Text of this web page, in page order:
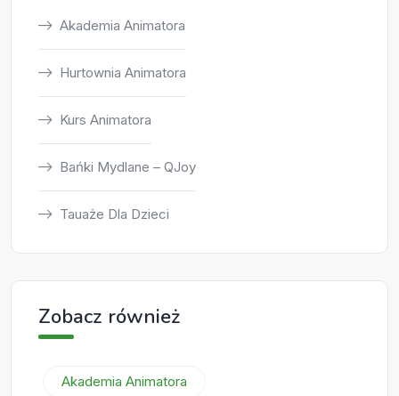
Akademia Animatora
Hurtownia Animatora
Kurs Animatora
Bańki Mydlane – QJoy
Tauaże Dla Dzieci
Zobacz również
Akademia Animatora